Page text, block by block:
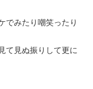
でみたり嘲笑ったり
て見ぬ振りして更に